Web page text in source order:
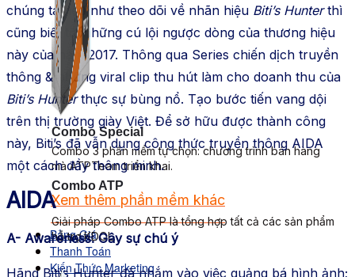
Combo Special
Combo 3 phần mềm tự chọn: chương trình bán hàng
mà ATPTeam triển khai.
Xem thêm phần mềm khác
Xem thêm phần mềm khác
Bảng Giá
Thanh Toán
Kiến Thức Marketing
Combo ATP
Giải pháp Combo ATP là tổng hợp tất cả các sản phẩm
hỗ trợ KDOL.
chúng ta nếu như theo dõi về nhãn hiệu Biti’s Hunterthì
cũng biết tới những cú lội ngược dòng của thương hiệu
này của năm 2017. Thông qua Series chiến dịch truyền
thông & những viral clip thu hút làm cho doanh thu của
Biti’s Hunterthực sự bùng nổ. Tạo bước tiến vang dội
trên thị trường giày Việt. Để sở hữu được thành công
này, Biti’s đã vẫn dụng công thức truyền thông AIDA
một cách đầy thông minh.
AIDA
A- Awareness: Gây sự chú ý
Hãng Biti’s Hunter đã nhắm vào việc quảng bá hình ảnh;